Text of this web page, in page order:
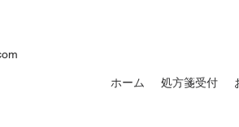
ホーム 処方箋受付